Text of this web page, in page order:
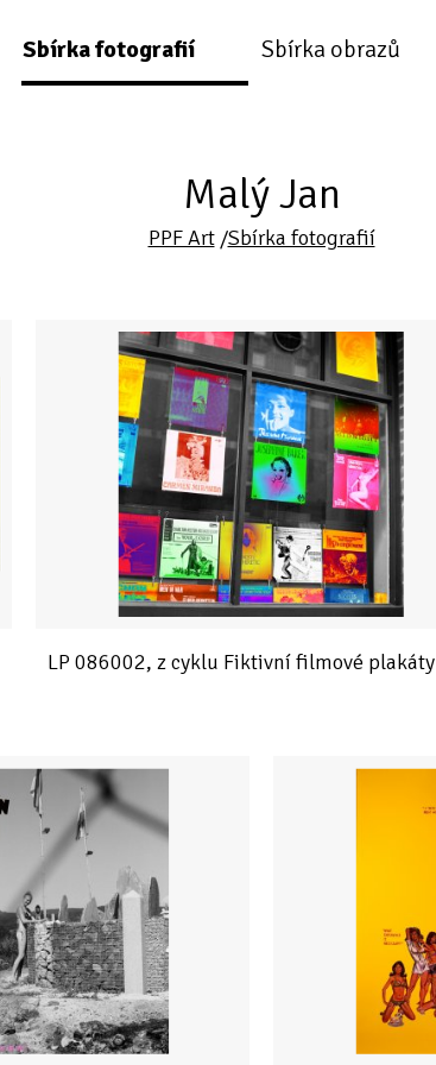
Sbírka fotografií Sbírka obrazů
Malý Jan
PPF Art/Sbírka fotografií
LP 086002, z cyklu Fiktivní filmové plakáty